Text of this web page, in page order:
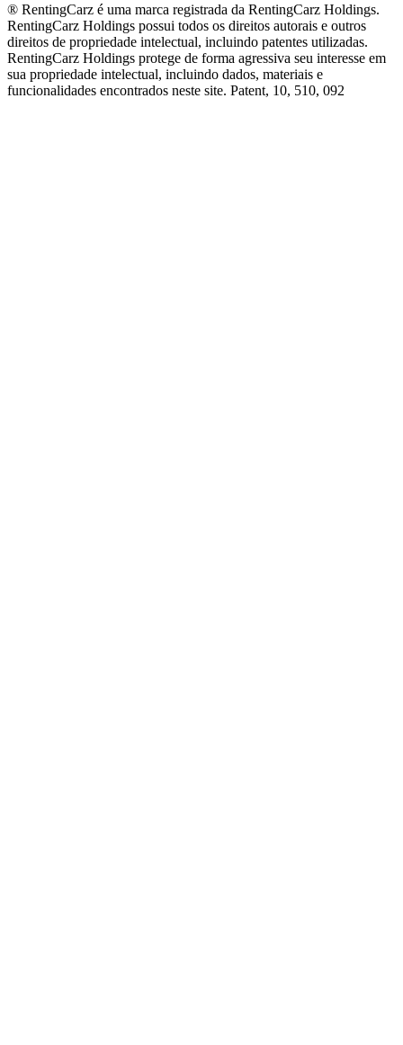
® RentingCarz é uma marca registrada da RentingCarz Holdings.
RentingCarz Holdings possui todos os direitos autorais e outros
direitos de propriedade intelectual, incluindo patentes utilizadas.
RentingCarz Holdings protege de forma agressiva seu interesse em
sua propriedade intelectual, incluindo dados, materiais e
funcionalidades encontrados neste site. Patent, 10, 510, 092